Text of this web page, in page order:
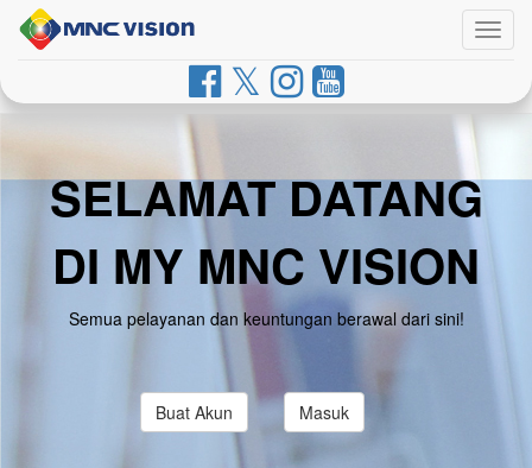
SELAMAT DATANG
DI MY MNC VISION
Semua pelayanan dan keuntungan berawal dari sini!
Buat Akun Masuk